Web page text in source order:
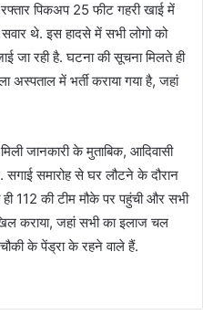
पिकअप 25 फीट गहरी खाई में
थे. इस हादसे में सभी लोगो को
जा रही है. घटना की सूचना मिलते ही
अस्पताल में भर्ती कराया गया है, जहां
जानकारी के मुताबिक, आदिवासी
सगाई समारोह से घर लौटने के दौरान
112 की टीम मौके पर पहुंची और सभी
कराया, जहां सभी का इलाज चल
के पेंड्रा के रहने वाले हैं.